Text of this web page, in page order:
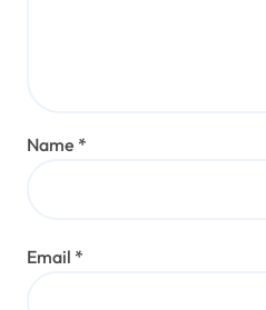
Name *
Email *